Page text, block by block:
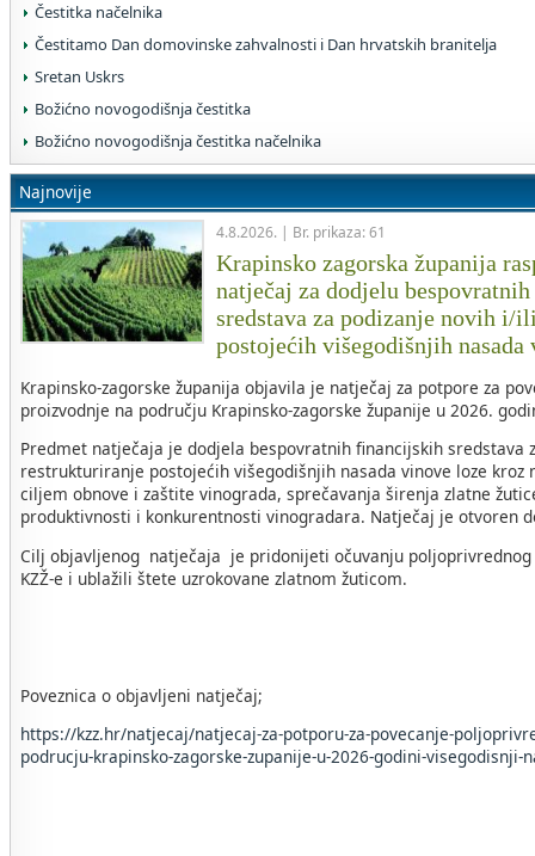
Čestitka načelnika
Čestitamo Dan domovinske zahvalnosti i Dan hrvatskih branitelja
Sretan Uskrs
Božićno novogodišnja čestitka
Božićno novogodišnja čestitka načelnika
Najnovije
4.8.2026. | Br. prikaza: 61
Krapinsko zagorska županija
natječaj za dodjelu
sredstava za podizanje novih i/
postojećih višegodišnjih nasada
Krapinsko-zagorske županija objavila je natječaj za potpore za
proizvodnje na području Krapinsko-zagorske županije u 2026.
Predmet natječaja je dodjela bespovratnih financijskih sredstava
restrukturiranje postojećih višegodišnjih nasada vinove loze kroz
ciljem obnove i zaštite vinograda, sprečavanja širenja zlatne
produktivnosti i konkurentnosti vinogradara. Natječaj je otvoren
Cilj objavljenog natječaja je pridonijeti očuvanju
KZŽ-e i ublažili štete uzrokovane zlatnom žuticom.
Poveznica o objavljeni natječaj;
https://kzz.hr/natjecaj/natjecaj-za-potporu-za-povecanje-
podrucju-krapinsko-zagorske-zupanije-u-2026-godini-visegodisnji-